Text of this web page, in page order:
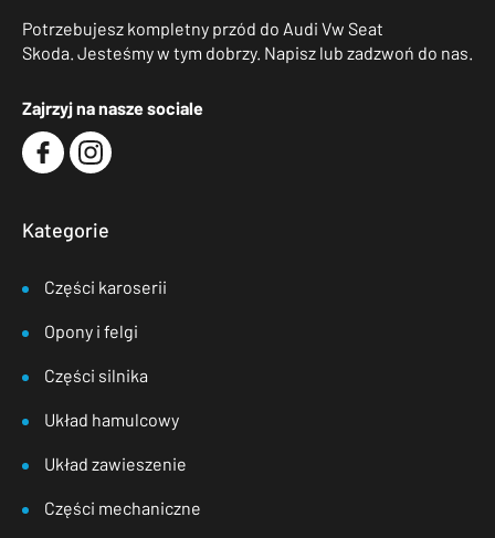
Potrzebujesz kompletny przód do Audi Vw Seat
Skoda. Jesteśmy w tym dobrzy. Napisz lub zadzwoń do nas.
Zajrzyj na nasze sociale
Kategorie
Części karoserii
Opony i felgi
Części silnika
Układ hamulcowy
Układ zawieszenie
Części mechaniczne